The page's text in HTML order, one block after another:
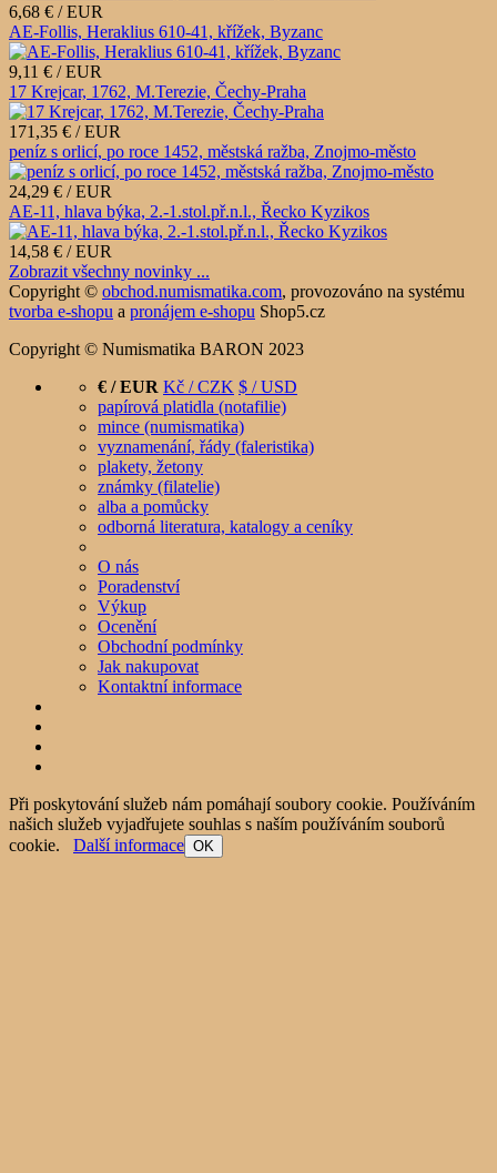
6,68 € / EUR
AE-Follis, Heraklius 610-41, křížek, Byzanc
9,11 € / EUR
17 Krejcar, 1762, M.Terezie, Čechy-Praha
171,35 € / EUR
peníz s orlicí, po roce 1452, městská ražba, Znojmo-město
24,29 € / EUR
AE-11, hlava býka, 2.-1.stol.př.n.l., Řecko Kyzikos
14,58 € / EUR
Zobrazit všechny novinky ...
Copyright © obchod.numismatika.com, provozováno na systému
tvorba e-shopu a pronájem e-shopu Shop5.cz
Copyright © Numismatika BARON 2023
€ / EUR Kč / CZK $ / USD
papírová platidla (notafilie)
mince (numismatika)
vyznamenání, řády (faleristika)
plakety, žetony
známky (filatelie)
alba a pomůcky
odborná literatura, katalogy a ceníky
O nás
Poradenství
Výkup
Ocenění
Obchodní podmínky
Jak nakupovat
Kontaktní informace
Při poskytování služeb nám pomáhají soubory cookie. Používáním
našich služeb vyjadřujete souhlas s naším používáním souborů
cookie. Další informace